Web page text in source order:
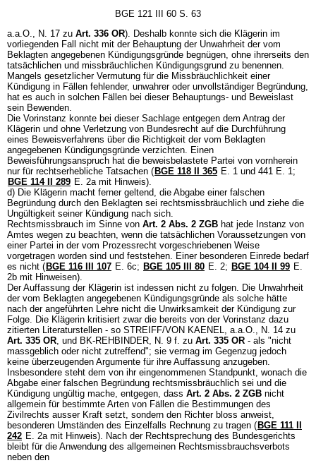
BGE 121 III 60 S. 63
a.a.O., N. 17 zu Art. 336 OR). Deshalb konnte sich die Klägerin im
vorliegenden Fall nicht mit der Behauptung der Unwahrheit der vom
Beklagten angegebenen Kündigungsgründe begnügen, ohne ihrerseits den
tatsächlichen und missbräuchlichen Kündigungsgrund zu benennen.
Mangels gesetzlicher Vermutung für die Missbräuchlichkeit einer
Kündigung in Fällen fehlender, unwahrer oder unvollständiger Begründung,
hat es auch in solchen Fällen bei dieser Behauptungs- und Beweislast
sein Bewenden.
Die Vorinstanz konnte bei dieser Sachlage entgegen dem Antrag der
Klägerin und ohne Verletzung von Bundesrecht auf die Durchführung
eines Beweisverfahrens über die Richtigkeit der vom Beklagten
angegebenen Kündigungsgründe verzichten. Einen
Beweisführungsanspruch hat die beweisbelastete Partei von vornherein
nur für rechtserhebliche Tatsachen ( BGE 118 II 365 E. 1 und 441 E. 1;
BGE 114 II 289 E. 2a mit Hinweis).
d) Die Klägerin macht ferner geltend, die Abgabe einer falschen
Begründung durch den Beklagten sei rechtsmissbräuchlich und ziehe die
Ungültigkeit seiner Kündigung nach sich.
Rechtsmissbrauch im Sinne von Art. 2 Abs. 2 ZGB hat jede Instanz von
Amtes wegen zu beachten, wenn die tatsächlichen Voraussetzungen von
einer Partei in der vom Prozessrecht vorgeschriebenen Weise
vorgetragen worden sind und feststehen. Einer besonderen Einrede bedarf
es nicht ( BGE 116 III 107 E. 6c; BGE 105 III 80 E. 2; BGE 104 II 99 E.
2b mit Hinweisen).
Der Auffassung der Klägerin ist indessen nicht zu folgen. Die Unwahrheit
der vom Beklagten angegebenen Kündigungsgründe als solche hätte
nach der angeführten Lehre nicht die Unwirksamkeit der Kündigung zur
Folge. Die Klägerin kritisiert zwar die bereits von der Vorinstanz dazu
zitierten Literaturstellen - so STREIFF/VON KAENEL, a.a.O., N. 14 zu
Art. 335 OR, und BK-REHBINDER, N. 9 f. zu Art. 335 OR - als "nicht
massgeblich oder nicht zutreffend"; sie vermag im Gegenzug jedoch
keine überzeugenden Argumente für ihre Auffassung anzugeben.
Insbesondere steht dem von ihr eingenommenen Standpunkt, wonach die
Abgabe einer falschen Begründung rechtsmissbräuchlich sei und die
Kündigung ungültig mache, entgegen, dass Art. 2 Abs. 2 ZGB nicht
allgemein für bestimmte Arten von Fällen die Bestimmungen des
Zivilrechts ausser Kraft setzt, sondern den Richter bloss anweist,
besonderen Umständen des Einzelfalls Rechnung zu tragen ( BGE 111 II
242 E. 2a mit Hinweis). Nach der Rechtsprechung des Bundesgerichts
bleibt für die Anwendung des allgemeinen Rechtsmissbrauchsverbots
neben den